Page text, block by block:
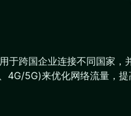
于跨国企业连接不同国家
4G/5G)来优化网络流量，